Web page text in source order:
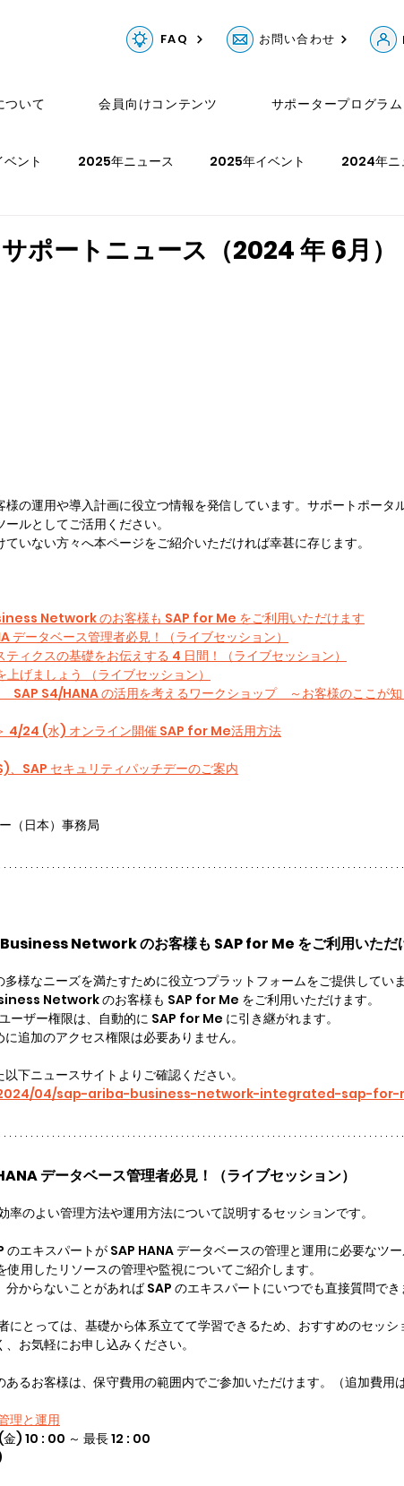
FAQ お問い合わせ
ついて 会員向けコンテンツ サポータープログラム
ント 2025年ニュース 2025年イベント 2024年ニ
ポートニュース（2024 年 6月）
の運用や導入計画に役立つ情報を発信しています。サポートポータ
ルとしてご活用ください。
いない方々へ本ページをご紹介いただければ幸甚に存じます。
Network のお客様も SAP for Me をご利用いただけます
データベース管理者必見！（ライブセッション）
ィクスの基礎をお伝えする 4 日間！（ライブセッション）
げましょう （ライブセッション）
SAP S4/HANA の活用を考えるワークショップ　～お客様のここが
4/24 (水) オンライン開催 SAP for Me活用方法
、SAP セキュリティパッチデーのご案内
（日本）事務局
Network のお客様も SAP for Me をご利用いただ
様なニーズを満たすために役立つプラットフォームをご提供していま
Network のお客様も SAP for Me をご利用いただけます。
ザー権限は、自動的に SAP for Me に引き継がれます。
追加のアクセス権限は必要ありません。
下ニュースサイトよりご確認ください。
04/sap-ariba-business-network-integrated-sap-for-
データベース管理者必見！（ライブセッション）
率のよい管理方法や運用方法について説明するセッションです。
エキスパートが SAP HANA データベースの管理と運用に必要なツー
したリソースの管理や監視についてご紹介します。
からないことがあれば SAP のエキスパートにいつでも直接質問でき
にとっては、基礎から体系立てて学習できるため、おすすめのセッシ
お気軽にお申し込みください。
あるお客様は、保守費用の範囲内でご参加いただけます。（追加費用
理と運用
(金) 10 : 00 ～ 最長 12 : 00